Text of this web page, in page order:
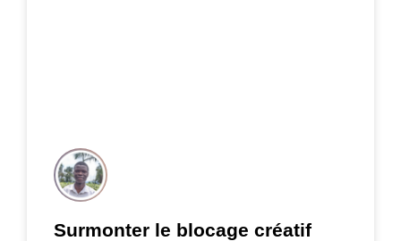
Surmonter le blocage créatif